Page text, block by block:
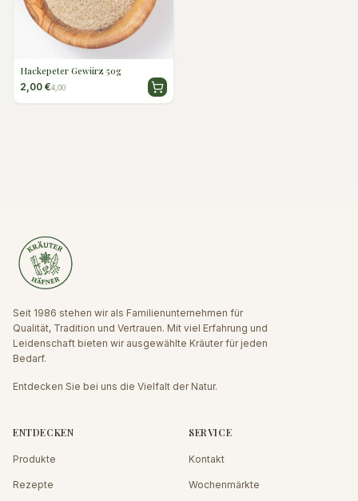
Hackepeter Gewürz 50g
2,00 €4,00
Seit 1986 stehen wir als Familienunternehmen für
Qualität, Tradition und Vertrauen. Mit viel Erfahrung und
Leidenschaft bieten wir ausgewählte Kräuter für jeden
Bedarf.
Entdecken Sie bei uns die Vielfalt der Natur.
ENTDECKEN
Produkte
Rezepte
SERVICE
Kontakt
Wochenmärkte